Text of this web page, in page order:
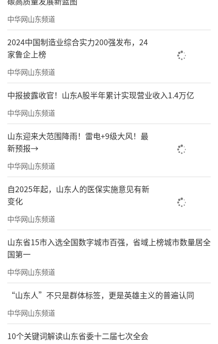
中华网山东频道
2024中国制造业综合实力200强发布，24
家鲁企上榜
中华网山东频道
中报披露收官！山东A股半年累计实现营业收入1.4万亿
中华网山东频道
山东迎来大范围降雨！雷电+9级大风！最
新预报→
中华网山东频道
自2025年起，山东人的医保实施意见有新
变化
中华网山东频道
山东省15市入选全国数字城市百强，省域上榜城市数量居全
国第一
中华网山东频道
“山东人”不只是群体标签，更是英雄主义的普遍认同
中华网山东频道
10个关键词解读山东省委十二届七次全会